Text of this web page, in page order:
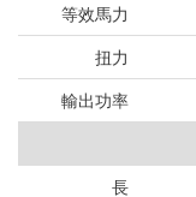
等效馬力
扭力
輸出功率
長